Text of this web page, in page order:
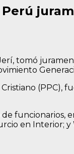
tomó
(PPC),
funcionarios,
en Interior;